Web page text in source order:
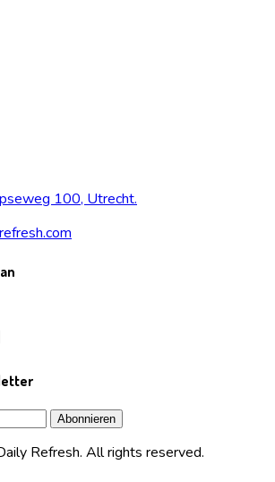
100, Utrecht.
Refresh. All rights reserved.